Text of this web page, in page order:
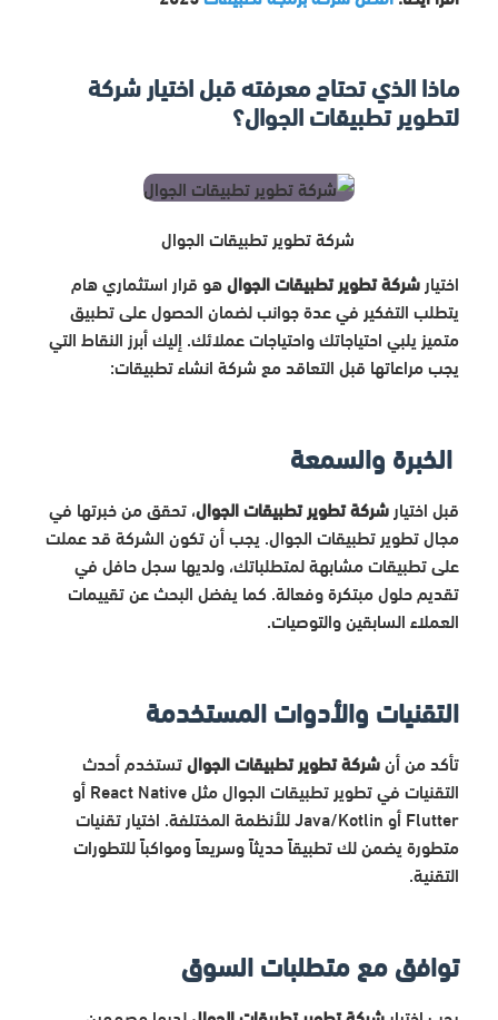
ماذا الذي تحتاج معرفته قبل اختيار شركة
لتطوير تطبيقات الجوال؟
شركة تطوير تطبيقات الجوال
اختيار شركة تطوير تطبيقات الجوالهو قرار استثماري هام
يتطلب التفكير في عدة جوانب لضمان الحصول على تطبيق
متميز يلبي احتياجاتك واحتياجات عملائك. إليك أبرز النقاط التي
يجب مراعاتها قبل التعاقد مع شركة انشاء تطبيقات:
الخبرة والسمعة
قبل اختيار شركة تطوير تطبيقات الجوال، تحقق من خبرتها في
مجال تطوير تطبيقات الجوال. يجب أن تكون الشركة قد عملت
على تطبيقات مشابهة لمتطلباتك، ولديها سجل حافل في
تقديم حلول مبتكرة وفعالة. كما يفضل البحث عن تقييمات
العملاء السابقين والتوصيات.
التقنيات والأدوات المستخدمة
تأكد من أنشركة تطوير تطبيقات الجوالتستخدم أحدث
التقنيات في تطوير تطبيقات الجوال مثل React Native أو
Flutter أو Java/Kotlin للأنظمة المختلفة. اختيار تقنيات
متطورة يضمن لك تطبيقاً حديثاً وسريعاً ومواكباً للتطورات
التقنية.
توافق مع متطلبات السوق